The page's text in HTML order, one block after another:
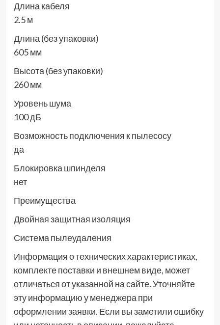
Длина кабеля
2.5 м
Длина (без упаковки)
605 мм
Высота (без упаковки)
260 мм
Уровень шума
100 дБ
Возможность подключения к пылесосу
да
Блокировка шпинделя
нет
Преимущества
Двойная защитная изоляция
Система пылеудаления
Информация о технических характеристиках,
комплекте поставки и внешнем виде, может
отличаться от указанной на сайте. Уточняйте
эту информацию у менеджера при
оформлении заявки. Если вы заметили ошибку